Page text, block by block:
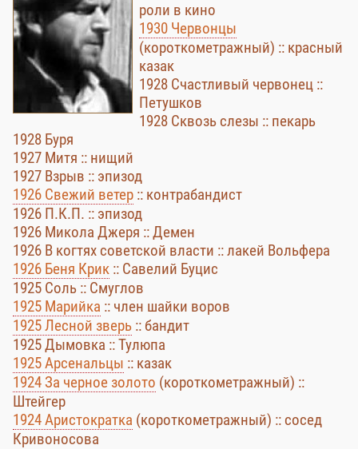
роли в кино
1930 Червонцы
(короткометражный) :: красный
казак
1928 Счастливый червонец ::
Петушков
1928 Сквозь слезы :: пекарь
1928 Буря
1927 Митя :: нищий
1927 Взрыв :: эпизод
1926 Свежий ветер :: контрабандист
1926 П.К.П. :: эпизод
1926 Микола Джеря :: Демен
1926 В когтях советской власти :: лакей Вольфера
1926 Беня Крик :: Савелий Буцис
1925 Соль :: Смуглов
1925 Марийка :: член шайки воров
1925 Лесной зверь :: бандит
1925 Дымовка :: Тулюпа
1925 Арсенальцы :: казак
1924 За черное золото (короткометражный) ::
Штейгер
1924 Аристократка (короткометражный) :: сосед
Кривоносова